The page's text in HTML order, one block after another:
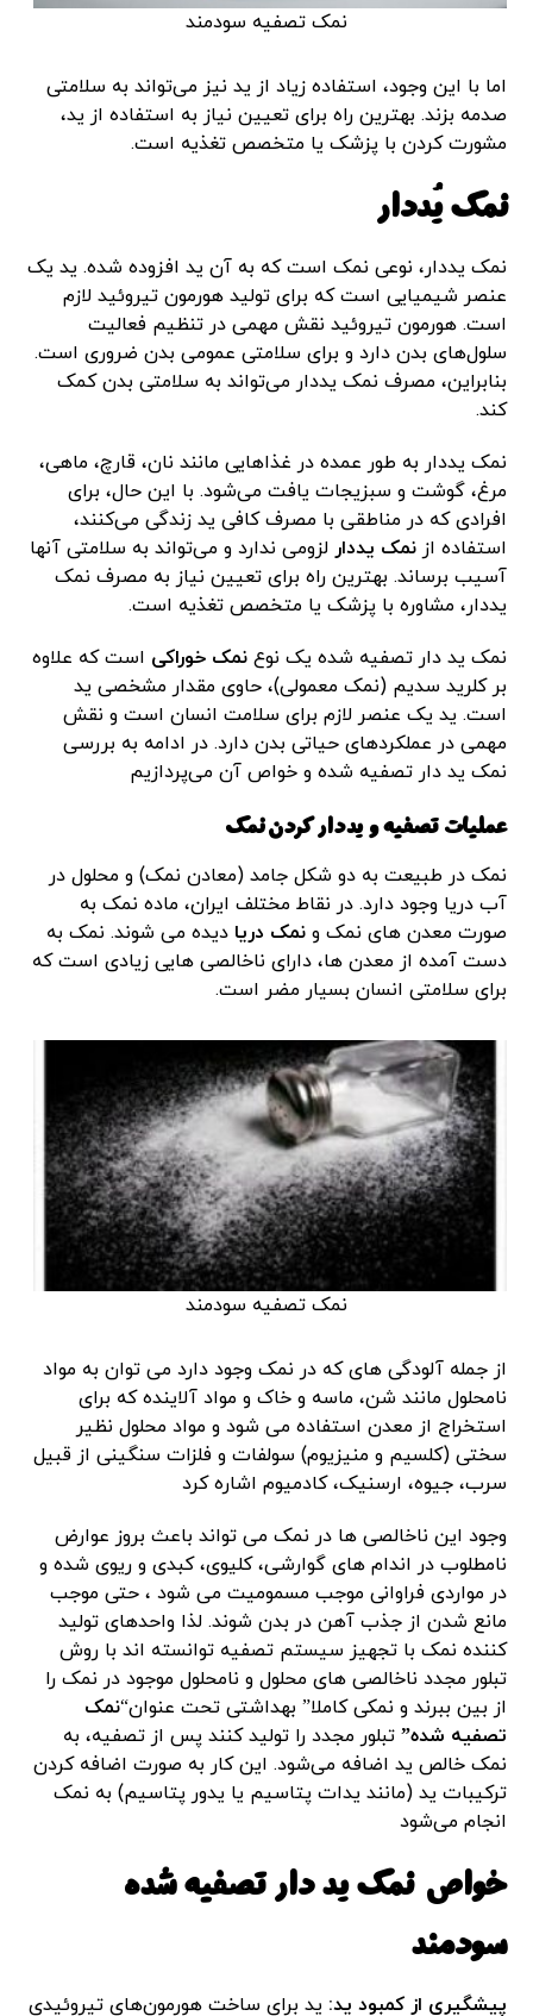
نمک تصفیه سودمند
اما با این وجود، استفاده زیاد از ید نیز می‌تواند به سلامتی
صدمه بزند. بهترین راه برای تعیین نیاز به استفاده از ید،
مشورت کردن با پزشک یا متخصص تغذیه است.
نمک یُددار
نمک یددار، نوعی نمک است که به آن ید افزوده شده. ید یک
عنصر شیمیایی است که برای تولید هورمون تیروئید لازم
است. هورمون تیروئید نقش مهمی در تنظیم فعالیت
سلول‌های بدن دارد و برای سلامتی عمومی بدن ضروری است.
بنابراین، مصرف نمک یددار می‌تواند به سلامتی بدن کمک
کند.
نمک یددار به طور عمده در غذاهایی مانند نان، قارچ، ماهی،
مرغ، گوشت و سبزیجات یافت می‌شود. با این حال، برای
افرادی که در مناطقی با مصرف کافی ید زندگی می‌کنند،
استفاده ازنمک یددار لزومی ندارد و می‌تواند به سلامتی آنها
آسیب برساند. بهترین راه برای تعیین نیاز به مصرف نمک
یددار، مشاوره با پزشک یا متخصص تغذیه است.
نمک ید دار تصفیه شده یک نوع نمک خوراکی است که علاوه
بر کلرید سدیم (نمک معمولی)، حاوی مقدار مشخصی ید
است. ید یک عنصر لازم برای سلامت انسان است و نقش
مهمی در عملکردهای حیاتی بدن دارد. در ادامه به بررسی
نمک ید دار تصفیه شده و خواص آن می‌پردازیم
عملیات تصفیه و یددار کردن نمک
نمک در طبیعت به دو شکل جامد (معادن نمک) و محلول در
آب دریا وجود دارد. در نقاط مختلف ایران، ماده نمک به
صورت معدن های نمک و نمک دریادیده می شوند. نمک به
دست آمده از معدن ها، دارای ناخالصی هایی زیادی است که
برای سلامتی انسان بسیار مضر است.
نمک تصفیه سودمند
از جمله آلودگی های که در نمک وجود دارد می توان به مواد
نامحلول مانند شن، ماسه و خاک و مواد آلاینده که برای
استخراج از معدن استفاده می شود و مواد محلول نظیر
سختی (کلسیم و منیزیوم) سولفات و فلزات سنگینی از قبیل
سرب، جیوه، ارسنیک، کادمیوم اشاره کرد
وجود این ناخالصی ها در نمک می تواند باعث بروز عوارض
نامطلوب در اندام های گوارشی، کلیوی، کبدی و ریوی شده و
در مواردی فراوانی موجب مسمومیت می شود ، حتی موجب
مانع شدن از جذب آهن در بدن شوند. لذا واحدهای تولید
کننده نمک با تجهیز سیستم تصفیه توانسته اند با روش
تبلور مجدد ناخالصی های محلول و نامحلول موجود در نمک را
از بین ببرند و نمکی کاملا” بهداشتی تحت عنوان“نمک
تصفیه شده” تبلور مجدد را تولید کنند پس از تصفیه، به
نمک خالص ید اضافه می‌شود. این کار به صورت اضافه کردن
ترکیبات ید (مانند یدات پتاسیم یا یدور پتاسیم) به نمک
انجام می‌شود
خواص نمک ید دار تصفیه شده
سودمند
پیشگیری از کمبود ید: ید برای ساخت هورمون‌های تیروئیدی